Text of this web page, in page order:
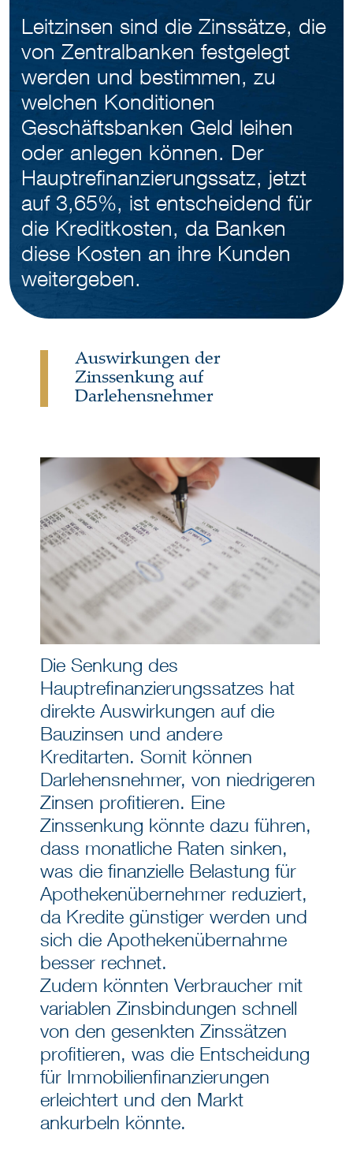
Leitzinsen sind die Zinssätze, die
von Zentralbanken festgelegt
werden und bestimmen, zu
welchen Konditionen
Geschäftsbanken Geld leihen
oder anlegen können. Der
Hauptrefinanzierungssatz, jetzt
auf 3,65%, ist entscheidend für
die Kreditkosten, da Banken
diese Kosten an ihre Kunden
weitergeben.
Auswirkungen der
Zinssenkung auf
Darlehensnehmer
Die Senkung des
Hauptrefinanzierungssatzes hat
direkte Auswirkungen auf die
Bauzinsen und andere
Kreditarten. Somit können
Darlehensnehmer, von niedrigeren
Zinsen profitieren. Eine
Zinssenkung könnte dazu führen,
dass monatliche Raten sinken,
was die finanzielle Belastung für
Apothekenübernehmer reduziert,
da Kredite günstiger werden und
sich die Apothekenübernahme
besser rechnet.
Zudem könnten Verbraucher mit
variablen Zinsbindungen schnell
von den gesenkten Zinssätzen
profitieren, was die Entscheidung
für Immobilienfinanzierungen
erleichtert und den Markt
ankurbeln könnte.